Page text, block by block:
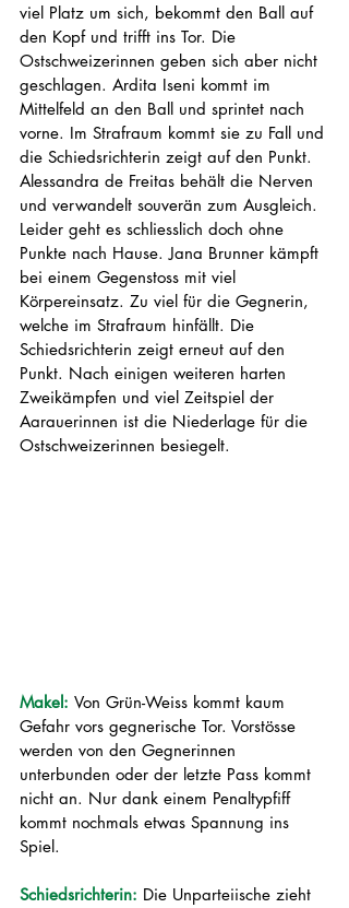
viel Platz um sich, bekommt den Ball auf
den Kopf und trifft ins Tor. Die
Ostschweizerinnen geben sich aber nicht
geschlagen. Ardita Iseni kommt im
Mittelfeld an den Ball und sprintet nach
vorne. Im Strafraum kommt sie zu Fall und
die Schiedsrichterin zeigt auf den Punkt.
Alessandra de Freitas behält die Nerven
und verwandelt souverän zum Ausgleich.
Leider geht es schliesslich doch ohne
Punkte nach Hause. Jana Brunner kämpft
bei einem Gegenstoss mit viel
Körpereinsatz. Zu viel für die Gegnerin,
welche im Strafraum hinfällt. Die
Schiedsrichterin zeigt erneut auf den
Punkt. Nach einigen weiteren harten
Zweikämpfen und viel Zeitspiel der
Aarauerinnen ist die Niederlage für die
Ostschweizerinnen besiegelt.
Makel: Von Grün-Weiss kommt kaum
Gefahr vors gegnerische Tor. Vorstösse
werden von den Gegnerinnen
unterbunden oder der letzte Pass kommt
nicht an. Nur dank einem Penaltypfiff
kommt nochmals etwas Spannung ins
Spiel.
Schiedsrichterin: Die Unparteiische zieht